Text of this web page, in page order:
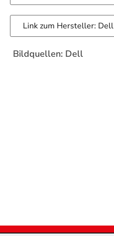
Link zum Hersteller: Dell
Bildquellen: Dell